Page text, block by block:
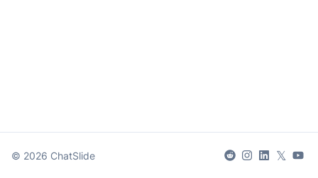
© 2026 ChatSlide 𝕏